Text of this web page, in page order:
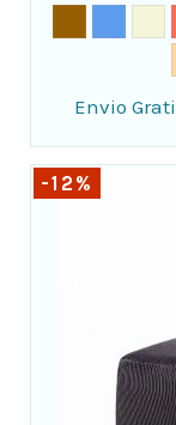
Envio
-12%